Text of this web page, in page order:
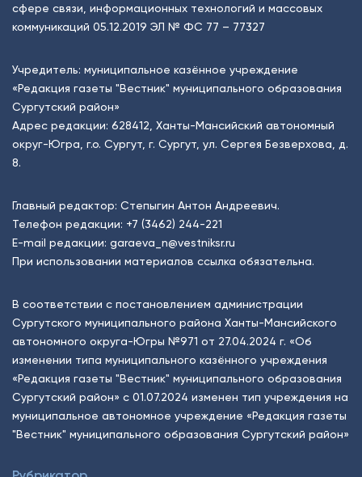
сфере связи, информационных технологий и массовых
коммуникаций 05.12.2019 ЭЛ № ФС 77 – 77327
Учредитель: муниципальное казённое учреждение
«Редакция газеты "Вестник" муниципального образования
Сургутский район»
Адрес редакции: 628412, Ханты-Мансийский автономный
округ-Югра, г.о. Сургут, г. Сургут, ул. Сергея Безверхова, д.
8.
Главный редактор: Степыгин Антон Андреевич.
Телефон редакции: +7 (3462) 244-221
E-mail редакции: garaeva_n@vestniksr.ru
При использовании материалов ссылка обязательна.
В соответствии с постановлением администрации
Сургутского муниципального района Ханты-Мансийского
автономного округа-Югры №971 от 27.04.2024 г. «Об
изменении типа муниципального казённого учреждения
«Редакция газеты "Вестник" муниципального образования
Сургутский район» с 01.07.2024 изменен тип учреждения на
муниципальное автономное учреждение «Редакция газеты
"Вестник" муниципального образования Сургутский район»